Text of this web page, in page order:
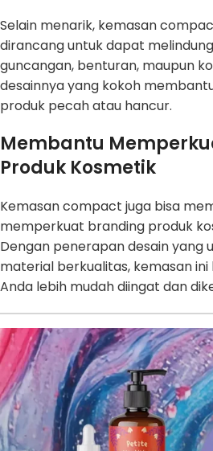
Selain menarik, kemasan
dirancang untuk dapat
guncangan, benturan, maupun
desainnya yang kokoh
produk pecah atau hancur.
Membantu
Produk Kosmetik
Kemasan compact juga bisa
memperkuat branding produk
Dengan penerapan desain yang
material berkualitas, kemasan
Anda lebih mudah diingat dan